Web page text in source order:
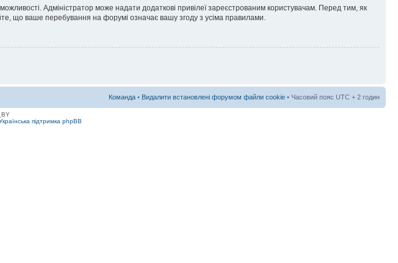
Адміністратор може надати додаткові привілеї зареєстрованим користувачам. Перед тим, як
що ваше перебування на форумі означає вашу згоду з усіма правилами.
Команда • Видалити встановлені форумом файли cookie • Часовий пояс UTC + 2 годин
підтримка phpBB